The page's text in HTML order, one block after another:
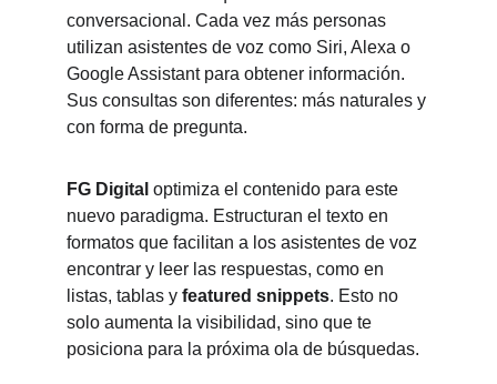
conversacional. Cada vez más personas
utilizan asistentes de voz como Siri, Alexa o
Google Assistant para obtener información.
Sus consultas son diferentes: más naturales y
con forma de pregunta.
FG Digital optimiza el contenido para este
nuevo paradigma. Estructuran el texto en
formatos que facilitan a los asistentes de voz
encontrar y leer las respuestas, como en
listas, tablas y featured snippets. Esto no
solo aumenta la visibilidad, sino que te
posiciona para la próxima ola de búsquedas.